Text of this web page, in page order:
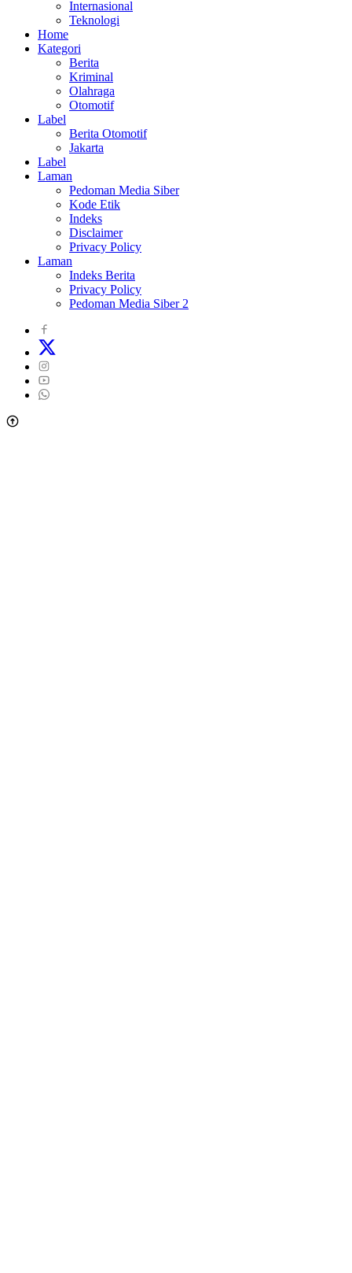
Internasional
Teknologi
Home
Kategori
Berita
Kriminal
Olahraga
Otomotif
Label
Berita Otomotif
Jakarta
Label
Laman
Pedoman Media Siber
Kode Etik
Indeks
Disclaimer
Privacy Policy
Laman
Indeks Berita
Privacy Policy
Pedoman Media Siber 2